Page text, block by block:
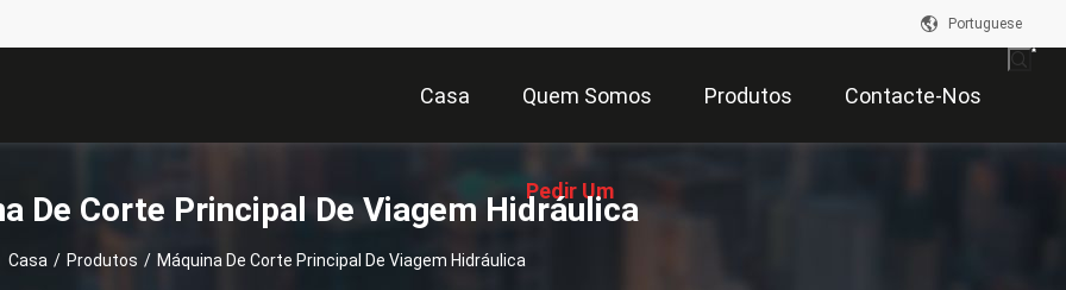
Portuguese
Casa Quem Somos Produtos Contacte-Nos
Pedir Um
De Corte Principal De Viagem Hidráulica
Casa / Produtos / Máquina De Corte Principal De Viagem Hidráulica